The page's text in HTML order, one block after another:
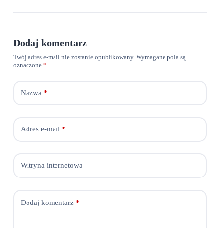
Dodaj komentarz
Twój adres e-mail nie zostanie opublikowany. Wymagane pola są
oznaczone *
Nazwa*
Adres e-mail*
Witryna internetowa
Dodaj komentarz*